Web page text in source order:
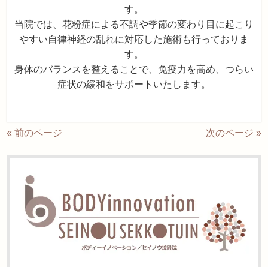
す。
当院では、花粉症による不調や季節の変わり目に起こり
やすい自律神経の乱れに対応した施術も行っておりま
す。
身体のバランスを整えることで、免疫力を高め、つらい
症状の緩和をサポートいたします。
« 前のページ 次のページ »